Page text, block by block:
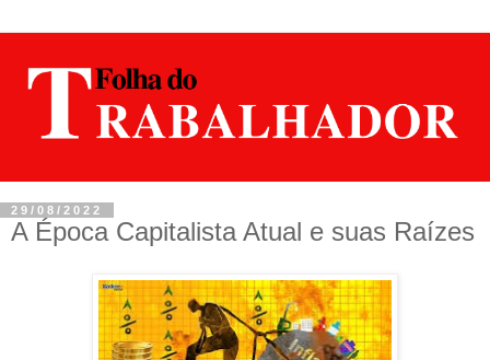
29/08/2022
A Época Capitalista Atual e suas Raízes